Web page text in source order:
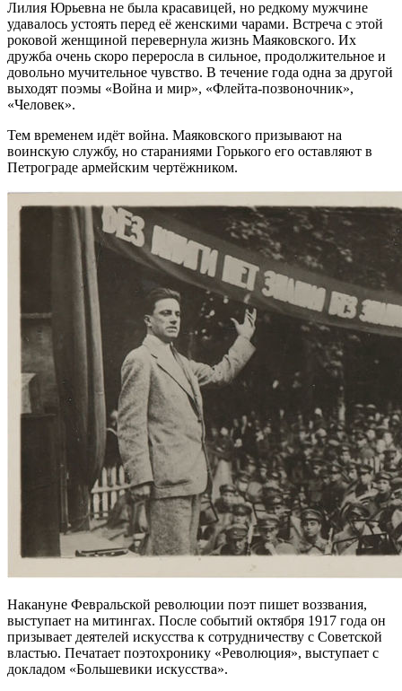
Лилия Юрьевна не была красавицей, но редкому мужчине
удавалось устоять перед её женскими чарами. Встреча с этой
роковой женщиной перевернула жизнь Маяковского. Их
дружба очень скоро переросла в сильное, продолжительное и
довольно мучительное чувство. В течение года одна за другой
выходят поэмы «Война и мир», «Флейта-позвоночник»,
«Человек».
Тем временем идёт война. Маяковского призывают на
воинскую службу, но стараниями Горького его оставляют в
Петрограде армейским чертёжником.
Накануне Февральской революции поэт пишет воззвания,
выступает на митингах. После событий октября 1917 года он
призывает деятелей искусства к сотрудничеству с Советской
властью. Печатает поэтохронику «Революция», выступает с
докладом «Большевики искусства».